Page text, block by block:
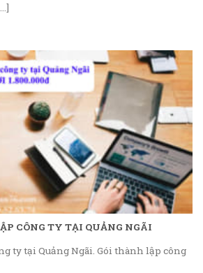
CÔNG TY TẠI QUẢNG NGÃI
ty tại Quảng Ngãi. Gói thành lập công